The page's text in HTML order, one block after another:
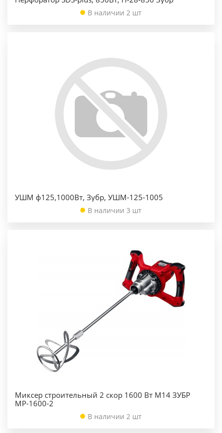
В наличии 2 шт
УШМ ф125,1000Вт, Зубр, УШМ-125-1005
В наличии 3 шт
Миксер строительный 2 скор 1600 Вт М14 ЗУБР
МР-1600-2
В наличии 2 шт